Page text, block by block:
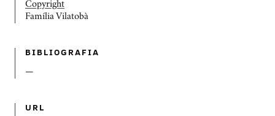
Copyright
Família Vilatobà
BIBLIOGRAFIA
—
URL